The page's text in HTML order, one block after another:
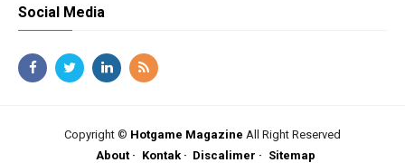
Social Media
Copyright © Hotgame Magazine All Right Reserved
About
Kontak Discalimer Sitemap